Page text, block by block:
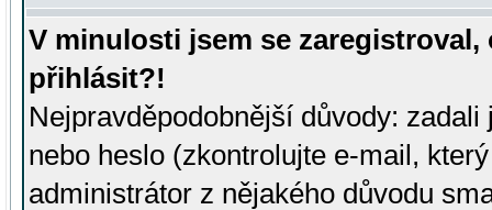
V minulosti jsem se
přihlásit?!
Nejpravděpodobnější důvody:
nebo heslo (zkontrolujte e-mail,
administrátor z nějakého důvodu